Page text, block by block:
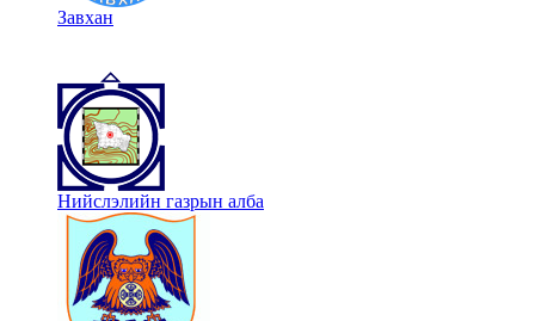
Завхан
Нийслэлийн газрын алба